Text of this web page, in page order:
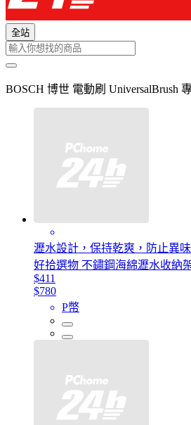
全站
BOSCH 博世 電動刷 UniversalBrush
瀝水設計，保持乾爽，防止異
好拾選物 不鏽鋼海綿瀝水收納
$411
$780
P幣